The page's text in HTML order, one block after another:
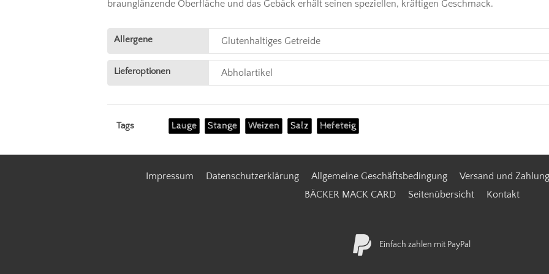
braunglänzende Oberfläche und das Gebäck erhält seinen speziellen, kräftigen Geschmack.
Allergene Glutenhaltiges Getreide
Lieferoptionen Abholartikel
Tags Lauge Stange Weizen Salz Hefeteig
Impressum Datenschutzerklärung Allgemeine Geschäftsbedingung Versand und Zahlung
BÄCKER MACK CARD
Seitenübersicht Kontakt
Einfach zahlen mit PayPal